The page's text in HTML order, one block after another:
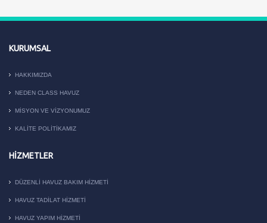
KURUMSAL
HAKKIMIZDA
NEDEN CLASS HAVUZ
MISYON VE VIZYONUMUZ
KALITE POLITIKAMIZ
HIZMETLER
DÜZENLI HAVUZ BAKIM HIZMETI
HAVUZ TADILAT HIZMETI
HAVUZ YAPIM HIZMETI